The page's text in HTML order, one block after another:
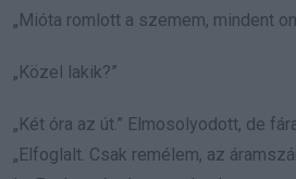
„Mióta romlott a szemem, mindent
„Közel lakik?”
„Két óra az út.” Elmosolyodott, de
„Elfoglalt. Csak remélem, az